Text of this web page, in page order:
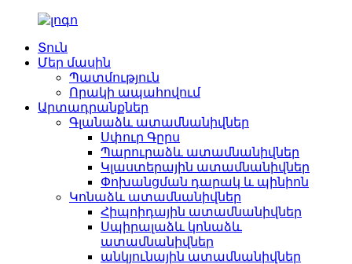
Տուն
Մեր մասին
Պատմություն
Որակի ապահովում
Արտադրանքներ
Գլանաձև ատամնանիվներ
Սփուր Գըրս
Պարուրաձև ատամնանիվներ
Կլաստերային ատամնանիվներ
Փոխանցման դարակ և պինիոն
Կոնաձև ատամնանիվներ
Հիպոիդային ատամնանիվներ
Սպիրալաձև կոնաձև
ատամնանիվներ
անկյունային ատամնանիվներ